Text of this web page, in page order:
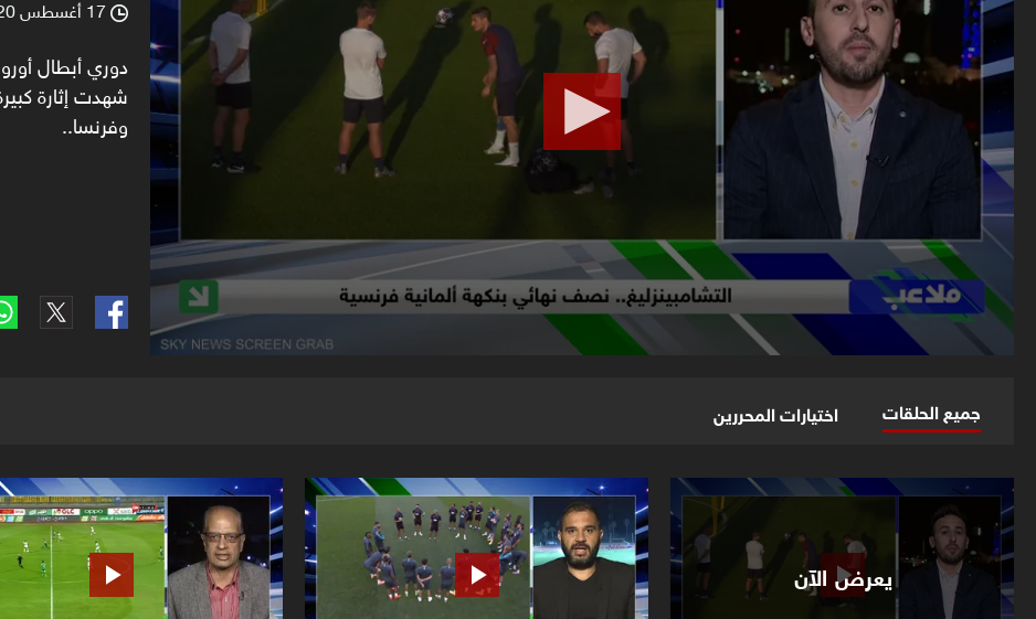
90%
l 17 أغسطس 2020
دوري أبطال
شهدت إثارة
وفرنسا..
جميع الحلقات اختيارات المحررين
يعرض الآن